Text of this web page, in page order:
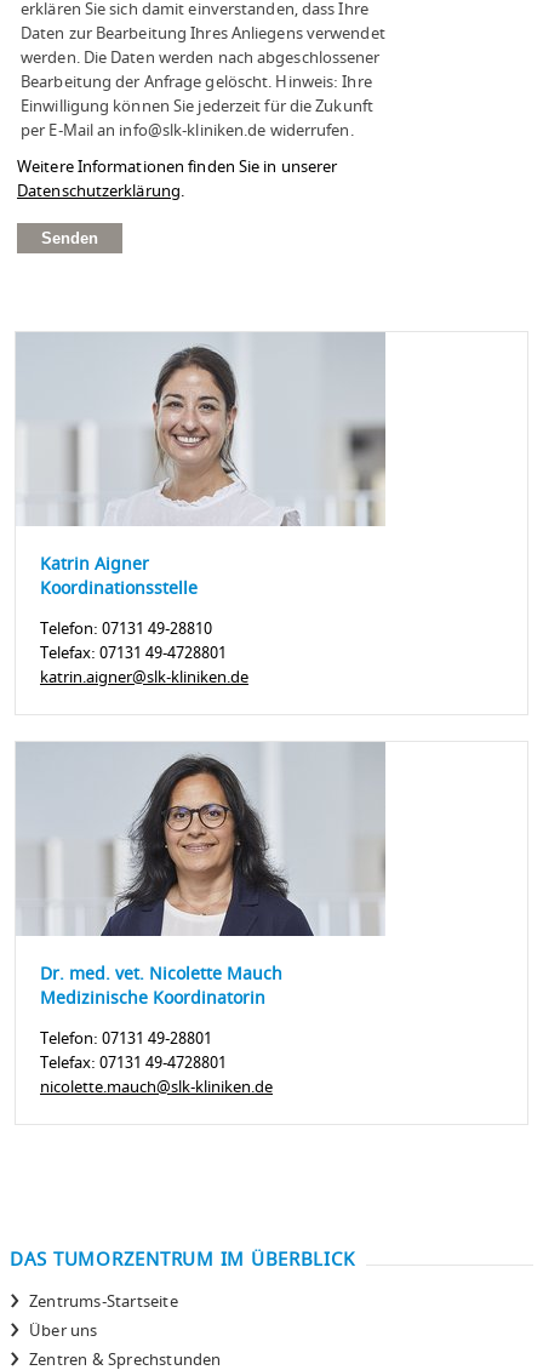
erklären Sie sich damit einverstanden, dass Ihre
Daten zur Bearbeitung Ihres Anliegens verwendet
werden. Die Daten werden nach abgeschlossener
Bearbeitung der Anfrage gelöscht. Hinweis: Ihre
Einwilligung können Sie jederzeit für die Zukunft
per E-Mail an info@slk-kliniken.de widerrufen.
Weitere Informationen finden Sie in unserer
Datenschutzerklärung.
Katrin Aigner
Koordinationsstelle
Telefon: 07131 49-28810
Telefax: 07131 49-4728801
katrin.aigner@slk-kliniken.de
Dr. med. vet. Nicolette Mauch
Medizinische Koordinatorin
Telefon: 07131 49-28801
Telefax: 07131 49-4728801
nicolette.mauch@slk-kliniken.de
DAS TUMORZENTRUM IM ÜBERBLICK
Zentrums-Startseite
Über uns
Zentren & Sprechstunden